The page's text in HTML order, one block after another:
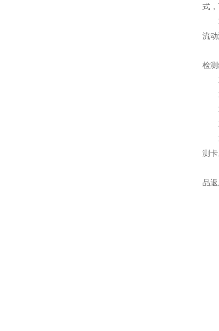
式
10
流
检
测
品